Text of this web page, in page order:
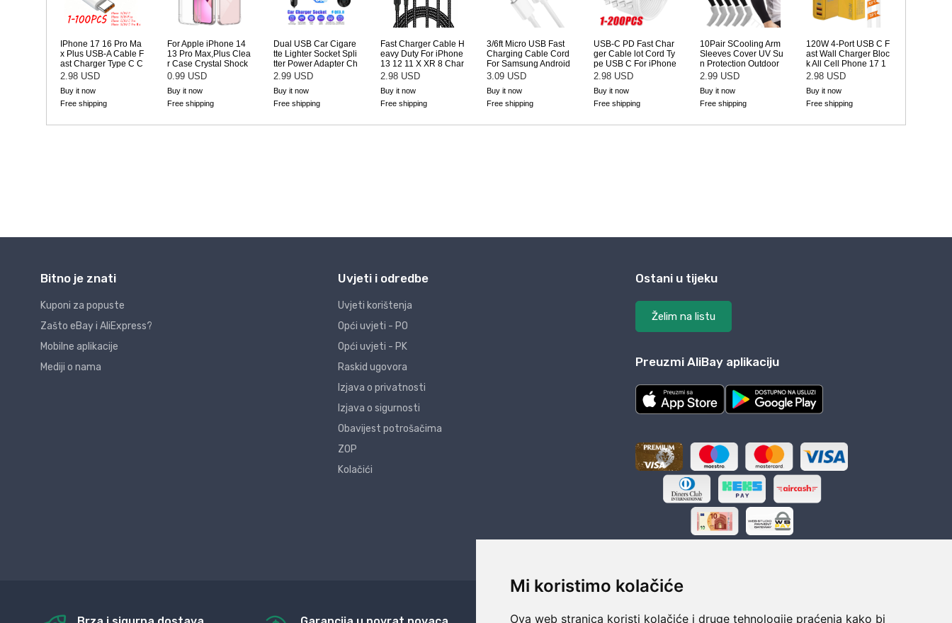
Mi koristimo kolačiće
Ova web stranica koristi kolačiće i druge tehnologije praćenja kako bi
Bitno je znati
Kuponi za popuste
Zašto eBay i AliExpress?
Mobilne aplikacije
Mediji o nama
Uvjeti i odredbe
Uvjeti korištenja
Opći uvjeti - PO
Opći uvjeti - PK
Raskid ugovora
Izjava o privatnosti
Izjava o sigurnosti
Obavijest potrošačima
ZOP
Kolačići
Ostani u tijeku
Želim na listu
Preuzmi AliBay aplikaciju